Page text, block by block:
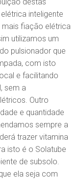
inteligente
mais fiação elétrica
utilizamos um
pulsionador que
com isto
e facilitando
sem a
Outro
e quantidade
sempre a
trazer vitamina
isto é o Solatube
de subsolo.
ela seja com